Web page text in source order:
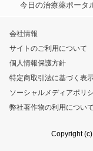
今日の治療薬ポータ
会社情報
サイトのご利用について
個人情報保護方針
特定商取引法に基づく表
ソーシャルメディアポリ
弊社著作物の利用について
Copyright